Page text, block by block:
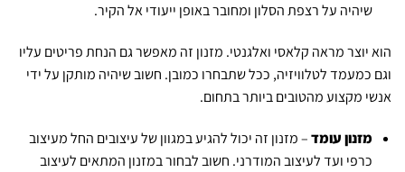
שיהיה על רצפת הסלון ומחובר באופן ייעודי אל הקיר.
הוא יוצר מראה קלאסי ואלגנטי. מזנון זה מאפשר גם הנחת פריטים עליו
וגם כמעמד לטלוויזיה, ככל שתבחרו כמובן. חשוב שיהיה מותקן על ידי
אנשי מקצוע מהטובים ביותר בתחום.
מזנון עומד– מזנון זה יכול להגיע במגוון של עיצובים החל מעיצוב
כרפי ועד לעיצוב המודרני. חשוב לבחור במזנון המתאים לעיצוב